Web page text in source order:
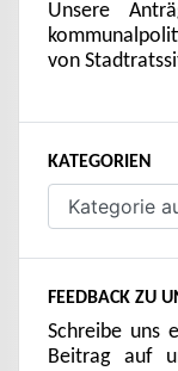
Unsere
von
KATEGORIEN
Kategorien
FEEDBACK ZU
Schreibe uns
Beitrag auf